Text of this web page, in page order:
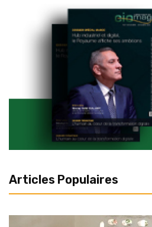
Articles Populaires